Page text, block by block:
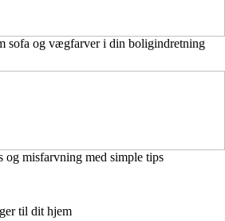
sofa og vægfarver i din boligindretning
og misfarvning med simple tips
til dit hjem